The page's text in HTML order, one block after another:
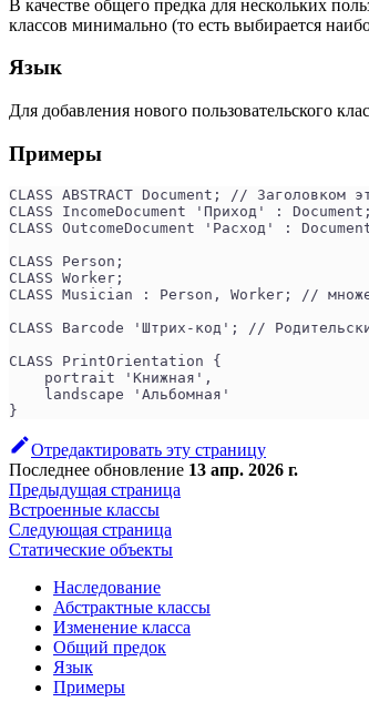
В качестве общего предка для нескольких
классов минимально (то есть выбирается
Язык
Для добавления нового пользовательского
Примеры
CLASS ABSTRACT Document; // Заголовком
CLASS IncomeDocument 'Приход' : Document;
CLASS OutcomeDocument 'Расход' :
CLASS Person;
CLASS Worker;
CLASS Musician : Person, Worker; //
CLASS Barcode 'Штрих-код'; //
CLASS PrintOrientation {
    portrait 'Книжная',
    landscape 'Альбомная'
}
Отредактировать эту страницу
Последнее обновление 13 апр. 2026 г.
Предыдущая страница
Встроенные классы
Следующая страница
Статические объекты
Наследование
Абстрактные классы
Изменение класса
Общий предок
Язык
Примеры